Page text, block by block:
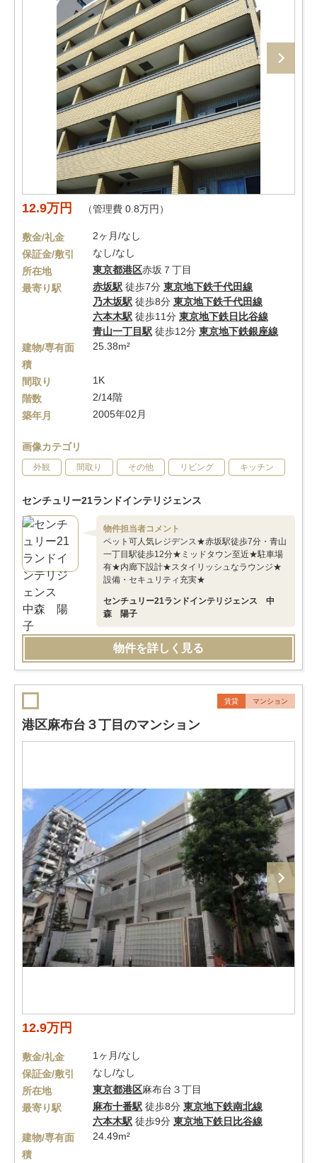
12.9万円 （管理費 0.8万円）
敷金/礼金
2ヶ月/なし
保証金/敷引
なし/なし
所在地
東京都港区赤坂７丁目
最寄り駅
赤坂駅 徒歩7分 東京地下鉄千代田線
乃木坂駅 徒歩8分 東京地下鉄千代田線
六本木駅 徒歩11分 東京地下鉄日比谷線
青山一丁目駅 徒歩12分 東京地下鉄銀座線
建物/専有面
積
25.38m²
間取り
1K
階数
2/14階
築年月
2005年02月
画像カテゴリ
外観 間取り その他 リビング キッチン
センチュリー21ランドインテリジェンス
物件担当者コメント
ペット可人気レジデンス★赤坂駅徒歩7分・青山
一丁目駅徒歩12分★ミッドタウン至近★駐車場
有★内廊下設計★スタイリッシュなラウンジ★
設備・セキュリティ充実★
センチュリー21ランドインテリジェンス 中
森 陽子
物件を詳しく見る
賃貸 マンション
港区麻布台３丁目のマンション
12.9万円
敷金/礼金
1ヶ月/なし
保証金/敷引
なし/なし
所在地
東京都港区麻布台３丁目
最寄り駅
麻布十番駅 徒歩8分 東京地下鉄南北線
六本木駅 徒歩9分 東京地下鉄日比谷線
建物/専有面
積
24.49m²